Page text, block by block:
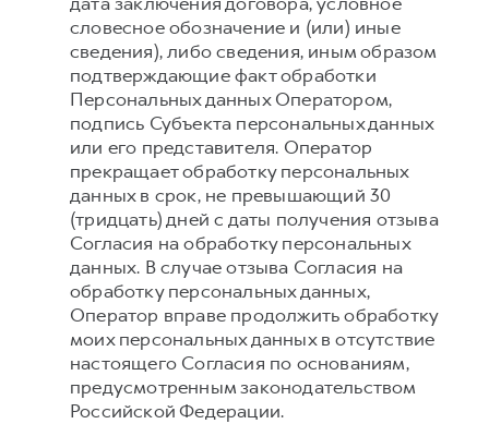
словесное обозначение и (или) иные
сведения), либо сведения, иным образом
подтверждающие факт обработки
Персональных данных Оператором,
подпись Субъекта персональных данных
или его представителя. Оператор
прекращает обработку персональных
данных в срок, не превышающий 30
(тридцать) дней с даты получения отзыва
Согласия на обработку персональных
данных. В случае отзыва Согласия на
обработку персональных данных,
Оператор вправе продолжить обработку
моих персональных данных в отсутствие
настоящего Согласия по основаниям,
предусмотренным законодательством
Российской Федерации.